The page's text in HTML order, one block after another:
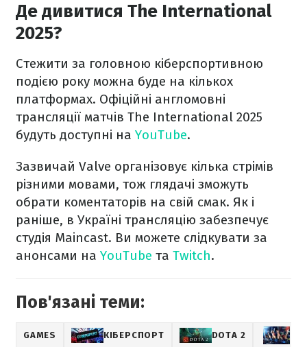
Де дивитися The International
2025?
Стежити за головною кіберспортивною
подією року можна буде на кількох
платформах. Офіційні англомовні
трансляції матчів The International 2025
будуть доступні на YouTube.
Зазвичай Valve організовує кілька стрімів
різними мовами, тож глядачі зможуть
обрати коментаторів на свій смак. Як і
раніше, в Україні трансляцію забезпечує
студія Maincast. Ви можете слідкувати за
анонсами на YouTube та Twitch.
Пов'язані теми:
GAMES КІБЕРСПОРТ DOTA 2